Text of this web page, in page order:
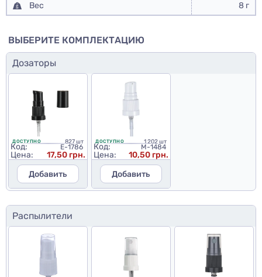
Вес
8 г
ВЫБЕРИТЕ КОМПЛЕКТАЦИЮ
Дозаторы
ДОСТУПНО 827 шт
Код: E-1786
Цена:
17,50 грн.
Добавить
ДОСТУПНО 1 202 шт
Код: M-1484
Цена:
10,50 грн.
Добавить
Распылители